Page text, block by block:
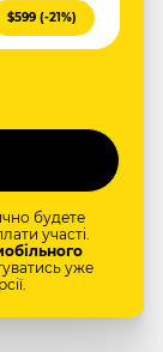
$599 (-21%)
будете
участі.
уже